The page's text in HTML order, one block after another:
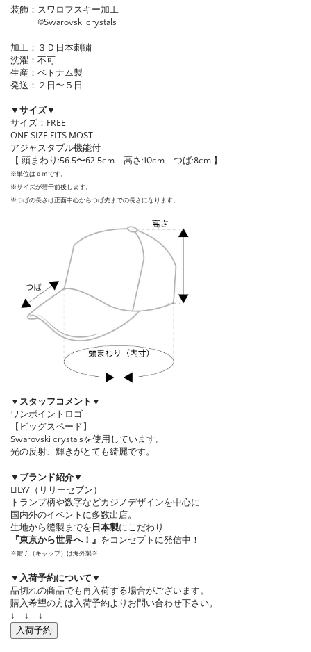
装飾：スワロフスキー加工
©︎Swarovski crystals
加工：３Ｄ日本刺繍
洗濯：不可
生産：ベトナム製
発送：２日〜５日
▼サイズ▼
サイズ：FREE
ONE SIZE FITS MOST
アジャスタブル機能付
【 頭まわり:56.5〜62.5cm 高さ:10cm つば:8cm 】
※単位はｃｍです。
※サイズが若干前後します。
※つばの長さは正面中心からつば先までの長さになります。
▼スタッフコメント▼
ワンポイントロゴ
【ビッグスペード】
Swarovski crystalsを使用しています。
光の反射、輝きがとても綺麗です。
▼ブランド紹介▼
LILY7（リリーセブン）
トランプ柄や数字などカジノデザインを中心に
国内外のイベントに多数出店。
生地から縫製までを 日本製にこだわり
『東京から世界へ！』 をコンセプトに発信中！
※帽子（キャップ）は海外製※
▼入荷予約について▼
品切れの商品でも再入荷する場合がございます。
購入希望の方は入荷予約よりお問い合わせ下さい。
↓ ↓ ↓
入荷予約